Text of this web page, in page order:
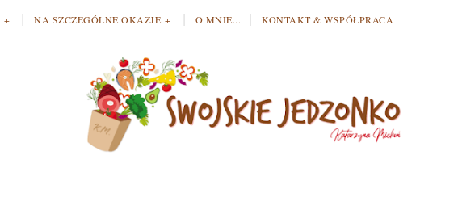
NA SZCZEGÓLNE OKAZJE O MNIE... KONTAKT & WSPÓŁPRACA